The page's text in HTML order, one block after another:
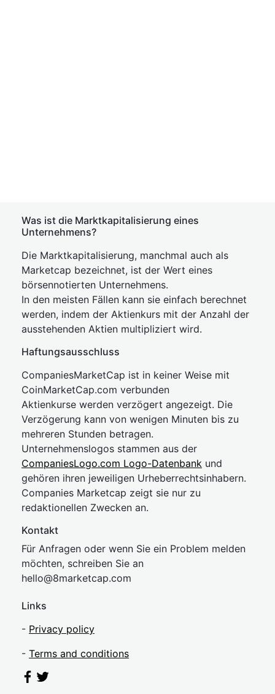
Was ist die Marktkapitalisierung eines
Unternehmens?
Die Marktkapitalisierung, manchmal auch als
Marketcap bezeichnet, ist der Wert eines
börsennotierten Unternehmens.
In den meisten Fällen kann sie einfach berechnet
werden, indem der Aktienkurs mit der Anzahl der
ausstehenden Aktien multipliziert wird.
Haftungsausschluss
CompaniesMarketCap ist in keiner Weise mit
CoinMarketCap.com verbunden
Aktienkurse werden verzögert angezeigt. Die
Verzögerung kann von wenigen Minuten bis zu
mehreren Stunden betragen.
Unternehmenslogos stammen aus der
CompaniesLogo.com Logo-Datenbank und
gehören ihren jeweiligen Urheberrechtsinhabern.
Companies Marketcap zeigt sie nur zu
redaktionellen Zwecken an.
Kontakt
Für Anfragen oder wenn Sie ein Problem melden
möchten, schreiben Sie an
hello@8marketcap.com
Links
- Privacy policy
- Terms and conditions